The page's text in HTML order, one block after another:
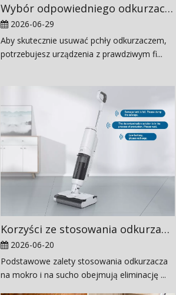
Wybór odpowiedniego odkurzacza na pchły
2026-06-29
Aby skutecznie usuwać pchły odkurzaczem,
potrzebujesz urządzenia z prawdziwym fi...
Korzyści ze stosowania odkurzacza na mokro i na sucho
2026-06-20
Podstawowe zalety stosowania odkurzacza
na mokro i na sucho obejmują eliminację ...